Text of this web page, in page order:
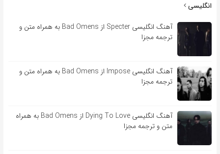
انگلیسی
آهنگ انگلیسی Specter از Bad Omens به همراه متن و
ترجمه مجزا
آهنگ انگلیسی Impose از Bad Omens به همراه متن و
ترجمه مجزا
آهنگ انگلیسی Dying To Love از Bad Omens به همراه
متن و ترجمه مجزا